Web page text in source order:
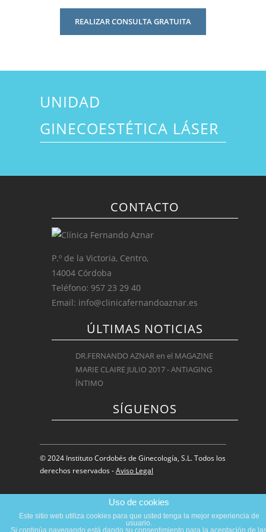
REALIZAR CONSULTA GRATUITA
UNIDAD
GINECOESTÉTICA LÁSER
CONTACTO
P.º de la Victoria, Centro,
14004 Córdoba
Teléfono: 957 23 29 40
Email: info@clinicafernandoaznar.es
ÚLTIMAS NOTICIAS
DR.FERNANDO AZNAR en el MAGAZINE
MARIE CLAIRE JULIO 2017 - ANTIAGING
ÍNTIMO
SÍGUENOS
© 2024 Instituto Cordobés de Ginecología, S.L. Todos los
derechos reservados -Aviso Legal
Dr. Fernando Aznar| Clínicas
Tratamientos| Blog| Contacto
Uso de cookies
Este sitio web utiliza cookies para que usted tenga la mejor experiencia de
usuario.
Si continúa navegando está dando su consentimiento para la aceptación de